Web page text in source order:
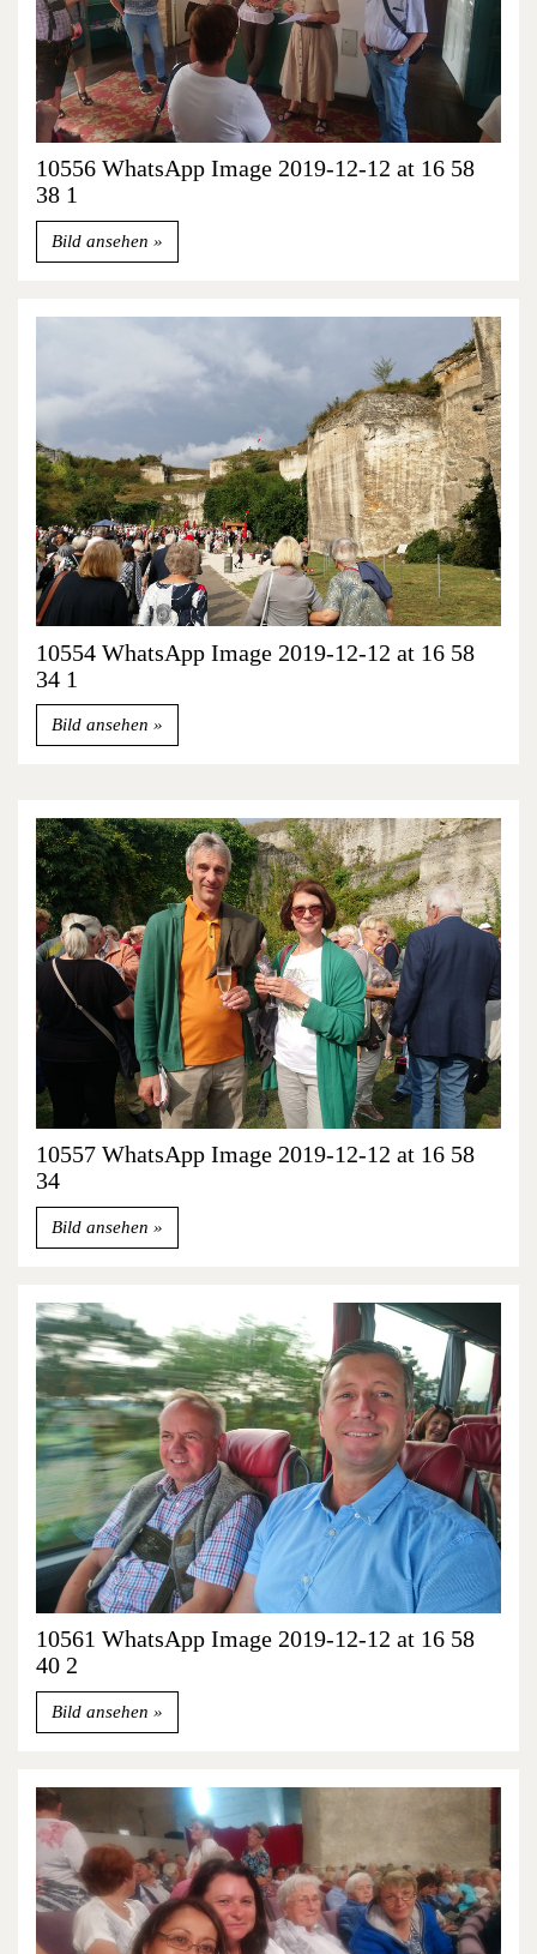
10556 WhatsApp Image 2019-12-12 at 16 58
38 1
Bild ansehen
10554 WhatsApp Image 2019-12-12 at 16 58
34 1
Bild ansehen
10557 WhatsApp Image 2019-12-12 at 16 58
34
Bild ansehen
10561 WhatsApp Image 2019-12-12 at 16 58
40 2
Bild ansehen